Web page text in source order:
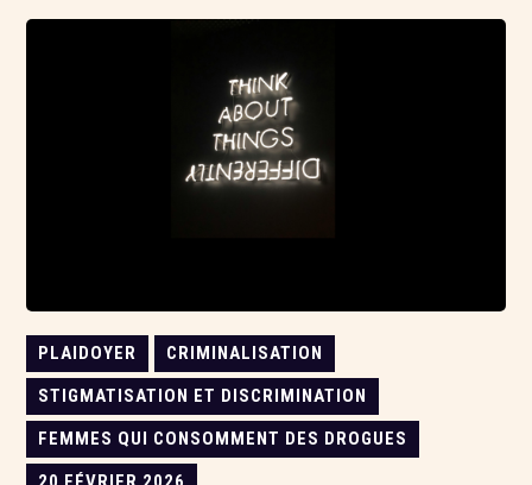
PLAIDOYER
CRIMINALISATION
STIGMATISATION ET DISCRIMINATION
FEMMES QUI CONSOMMENT DES DROGUES